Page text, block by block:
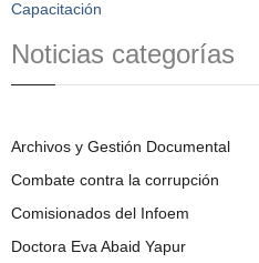
Capacitación
Noticias categorías
Archivos y Gestión Documental
Combate contra la corrupción
Comisionados del Infoem
Doctora Eva Abaid Yapur